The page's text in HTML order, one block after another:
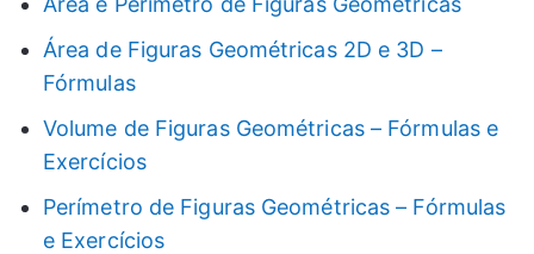
Área de Figuras Geométricas 2D e 3D –
Fórmulas
Volume de Figuras Geométricas – Fórmulas e
Exercícios
Perímetro de Figuras Geométricas – Fórmulas
e Exercícios